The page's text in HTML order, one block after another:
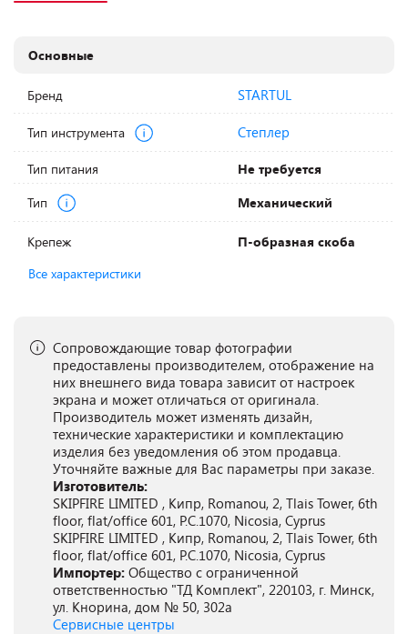
Основные
Бренд STARTUL
Тип инструмента Степлер
Тип питания
Не требуется
Тип
Механический
Крепеж
П-образная скоба
Все характеристики
Сопровождающие товар фотографии
предоставлены производителем, отображение на
них внешнего вида товара зависит от настроек
экрана и может отличаться от оригинала.
Производитель может изменять дизайн,
технические характеристики и комплектацию
изделия без уведомления об этом продавца.
Уточняйте важные для Вас параметры при заказе.
Изготовитель:
SKIPFIRE LIMITED , Кипр, Romanou, 2, Tlais Tower, 6th
floor, flat/office 601, P.C.1070, Nicosia, Cyprus
SKIPFIRE LIMITED , Кипр, Romanou, 2, Tlais Tower, 6th
floor, flat/office 601, P.C.1070, Nicosia, Cyprus
Импортер: Общество с ограниченной
ответственностью "ТД Комплект", 220103, г. Минск,
ул. Кнорина, дом № 50, 302а
Сервисные центры